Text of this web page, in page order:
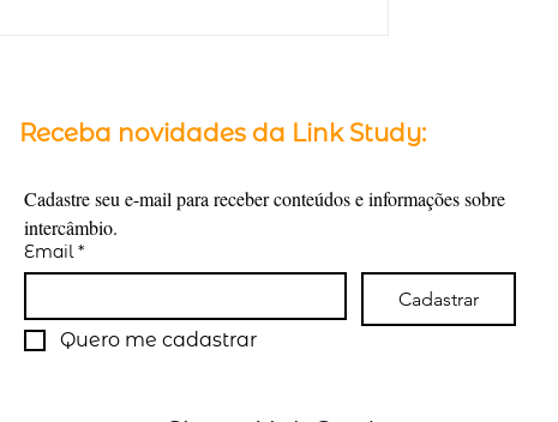
Receba novidades da Link Study:
Cadastre seu e-mail para receber conteúdos e informações sobre
intercâmbio.
Email *
Cadastrar
Quero me cadastrar